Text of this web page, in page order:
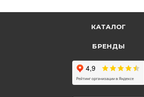
КАТАЛОГ
БРЕНДЫ